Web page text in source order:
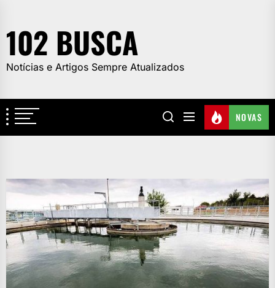
the
content
102 BUSCA
Notícias e Artigos Sempre Atualizados
NOVAS